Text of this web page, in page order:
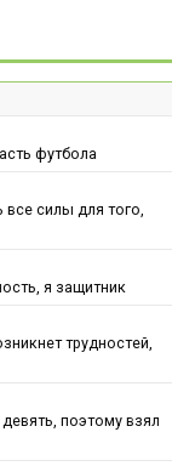
футбола
силы для того,
я защитник
трудностей,
поэтому взял